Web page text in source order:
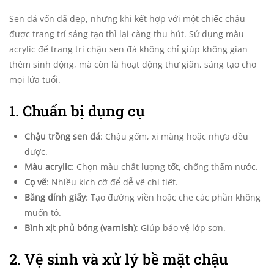
Sen đá vốn đã đẹp, nhưng khi kết hợp với một chiếc chậu
được trang trí sáng tạo thì lại càng thu hút. Sử dụng màu
acrylic để trang trí chậu sen đá không chỉ giúp không gian
thêm sinh động, mà còn là hoạt động thư giãn, sáng tạo cho
mọi lứa tuổi.
1. Chuẩn bị dụng cụ
Chậu trồng sen đá: Chậu gốm, xi măng hoặc nhựa đều
được.
Màu acrylic: Chọn màu chất lượng tốt, chống thấm nước.
Cọ vẽ: Nhiều kích cỡ để dễ vẽ chi tiết.
Băng dính giấy: Tạo đường viền hoặc che các phần không
muốn tô.
Bình xịt phủ bóng (varnish): Giúp bảo vệ lớp sơn.
2. Vệ sinh và xử lý bề mặt chậu